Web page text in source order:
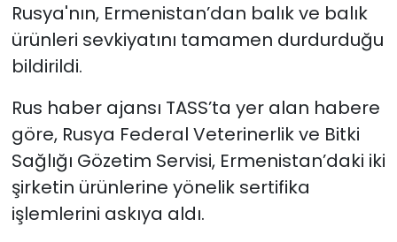
Rusya'nın, Ermenistan’dan balık ve balık
ürünleri sevkiyatını tamamen durdurduğu
bildirildi.
Rus haber ajansı TASS’ta yer alan habere
göre, Rusya Federal Veterinerlik ve Bitki
Sağlığı Gözetim Servisi, Ermenistan’daki iki
şirketin ürünlerine yönelik sertifika
işlemlerini askıya aldı.
Otomobil Dünyası
Politika
SAĞLIK
Spor
Teknoloji